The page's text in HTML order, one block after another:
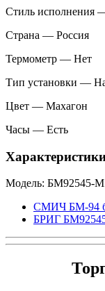
Стиль исполнения
Страна — Россия
Термометр — Нет
Тип установки —
Цвет — Махагон
Часы — Есть
Модель: БМ92545-
СМИЧ БМ-94
БРИГ